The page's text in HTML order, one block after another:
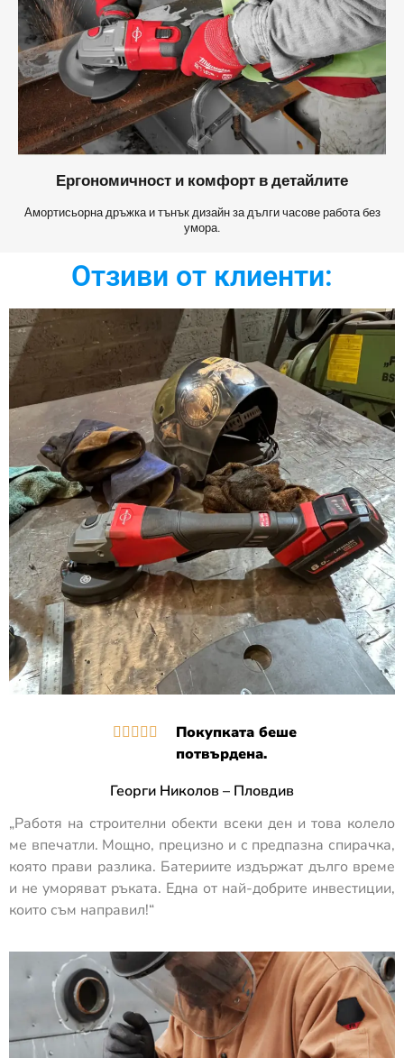
Ергономичност и комфорт в детайлите
Амортисьорна дръжка и тънък дизайн за дълги часове работа без
умора.
Отзиви от клиенти:
    
Покупката беше
потвърдена.
Георги Николов – Пловдив
„Работя на строителни обекти всеки ден и това колело
ме впечатли. Мощно, прецизно и с предпазна спирачка,
която прави разлика. Батериите издържат дълго време
и не уморяват ръката. Една от най-добрите инвестиции,
които съм направил!“